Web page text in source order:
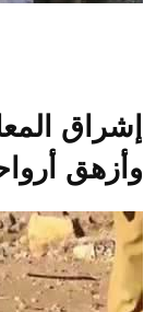
إشراق
وأزهق